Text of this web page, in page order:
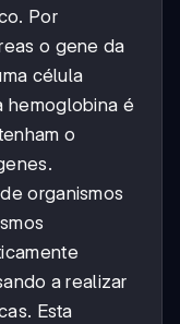
Por
o gene da
célula
hemoglobina é
o
organismos
a realizar
Esta